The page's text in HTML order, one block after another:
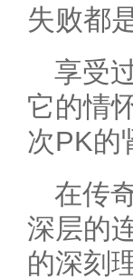
失败都
享受
它的情
次PK的
在传
深层的
的深刻